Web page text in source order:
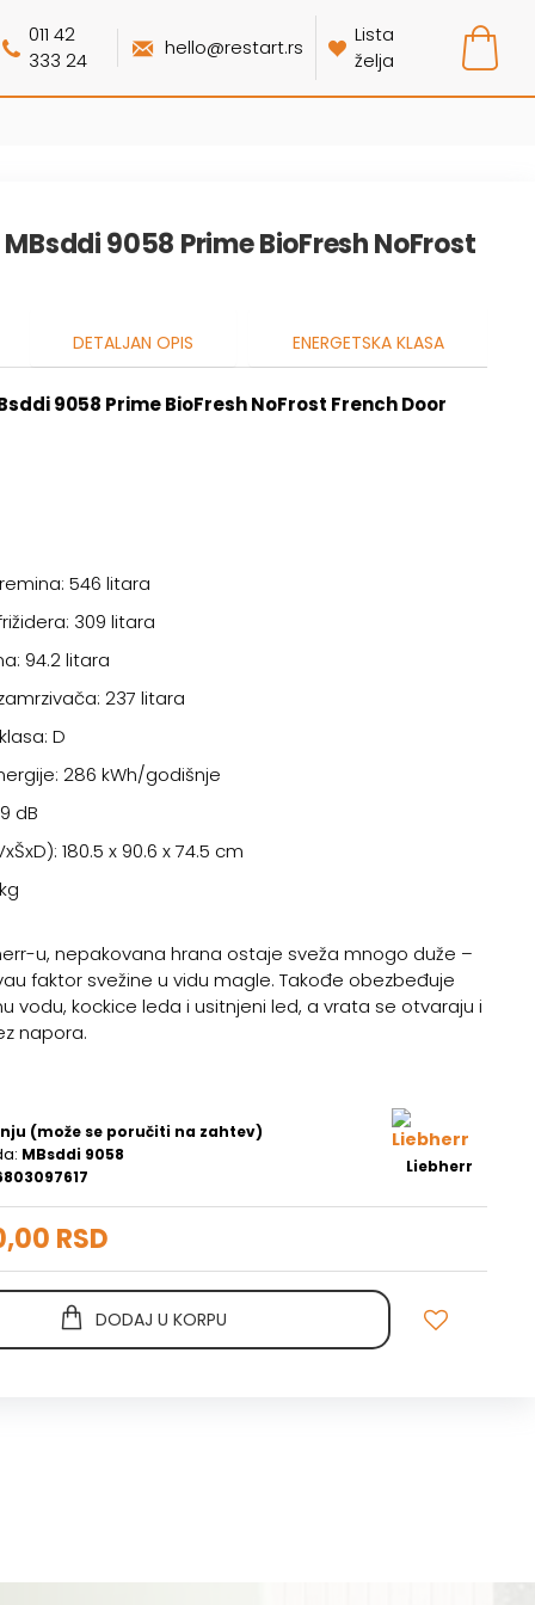
011 42
333 24
hello@restart.rs
Lista
želja
9058 Prime BioFresh NoFrost
DETALJAN OPIS ENERGETSKA KLASA
9058 Prime BioFresh NoFrost French Door
546 litara
309 litara
94.2 litara
237 litara
D
286 kWh/godišnje
dB
180.5 x 90.6 x 74.5 cm
u, nepakovana hrana ostaje sveža mnogo duže –
faktor svežine u vidu magle. Takođe obezbeđuje
vodu, kockice leda i usitnjeni led, a vrata se otvaraju i
napora.
(može se poručiti na zahtev)
MBsddi 9058
Liebherr
RSD
DODAJ U KORPU